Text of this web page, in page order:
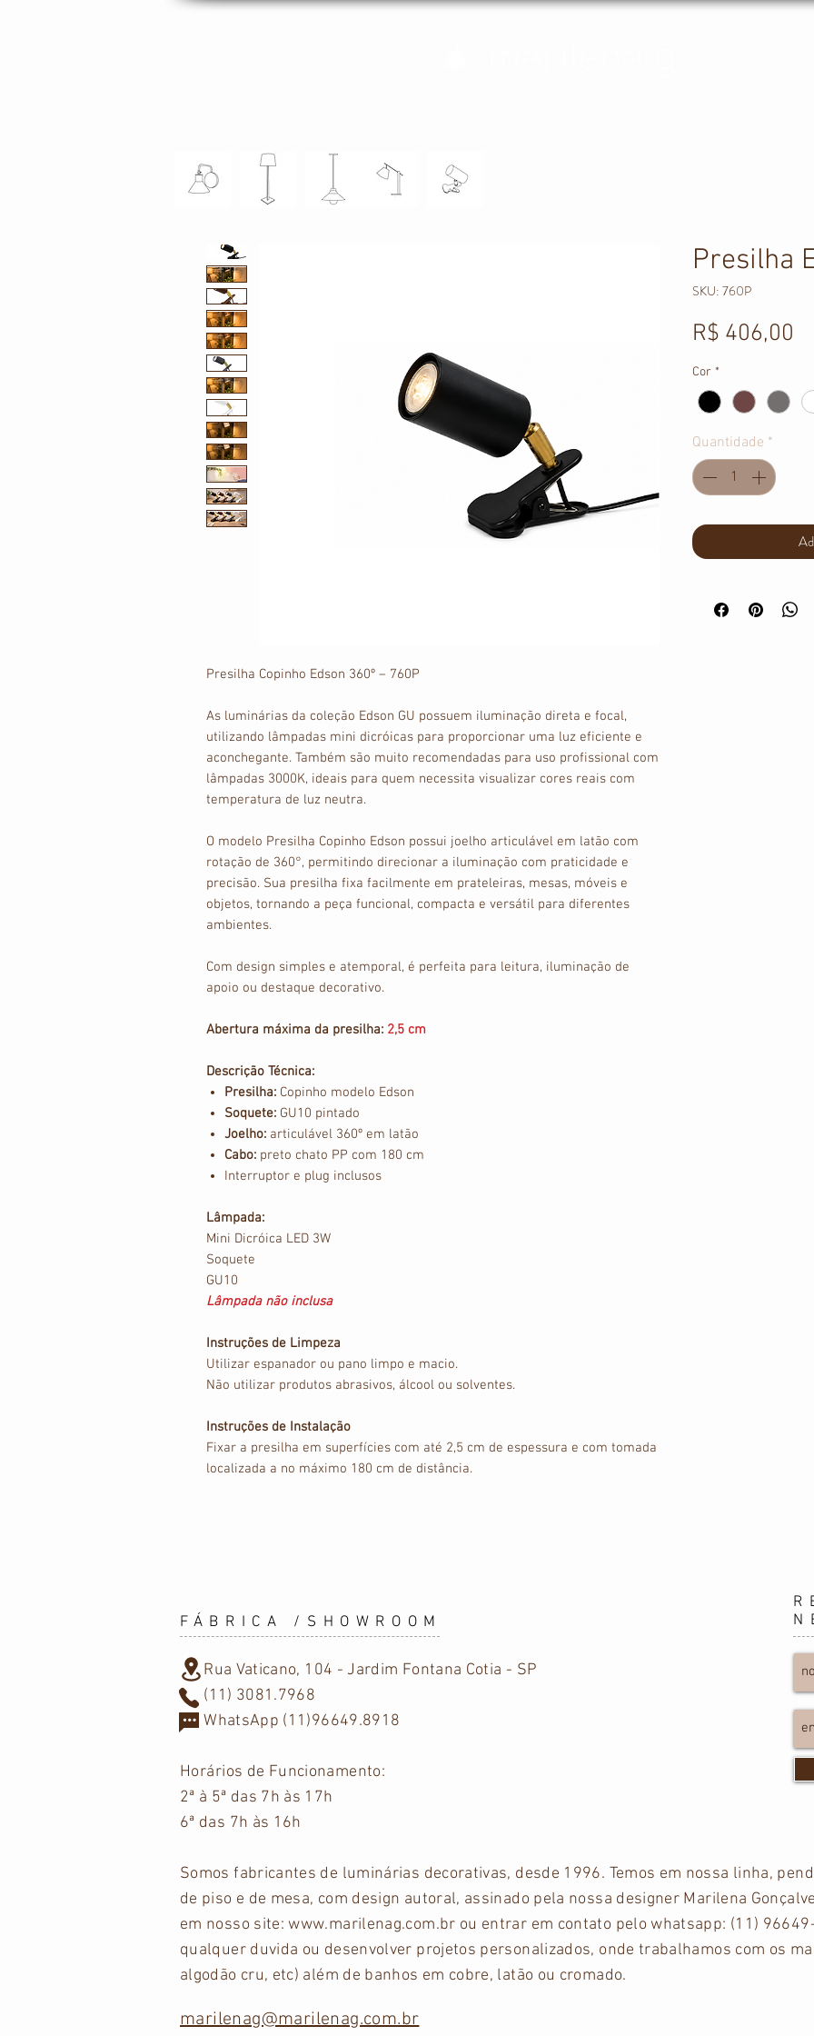
Presilha Copinho Edson 360º – 760P
As luminárias da coleção Edson GU possuem iluminação direta e focal,
utilizando lâmpadas mini dicróicas para proporcionar uma luz eficiente e
aconchegante. Também são muito recomendadas para uso profissional com
lâmpadas 3000K, ideais para quem necessita visualizar cores reais com
temperatura de luz neutra.
O modelo Presilha Copinho Edson possui joelho articulável em latão com
rotação de 360°, permitindo direcionar a iluminação com praticidade e
precisão. Sua presilha fixa facilmente em prateleiras, mesas, móveis e
objetos, tornando a peça funcional, compacta e versátil para diferentes
ambientes.
Com design simples e atemporal, é perfeita para leitura, iluminação de
apoio ou destaque decorativo.
Abertura máxima da presilha: 2,5 cm
Descrição Técnica:
Presilha: Copinho modelo Edson
Soquete: GU10 pintado
Joelho: articulável 360º em latão
Cabo: preto chato PP com 180 cm
Interruptor e plug inclusos
Lâmpada:
Mini Dicróica LED 3W
Soquete
GU10
Lâmpada não inclusa
Instruções de Limpeza
Utilizar espanador ou pano limpo e macio.
Não utilizar produtos abrasivos, álcool ou solventes.
Instruções de Instalação
Fixar a presilha em superfícies com até 2,5 cm de espessura e com tomada
localizada a no máximo 180 cm de distância.
Presilha
SKU: 760P
R$ 406,00
Cor *
Quantidade *
FÁBRICA /SHOWROOM
Rua Vaticano, 104 - Jardim Fontana Cotia - SP
(11) 3081.7968
WhatsApp (11)96649.8918
Horários de Funcionamento:
2ª à 5ª das 7h às 17h
6ª das 7h às 16h
Somos fabricantes de luminárias decorativas, desde 1996. Temos em nossa linha,
de piso e de mesa, com design autoral, assinado pela nossa designer Marilena
em nosso site:www.marilenag.com.br ou entrar em contato pelo whatsapp: (11)
qualquer duvida ou desenvolver projetos personalizados, onde trabalhamos com os
algodão cru, etc) além de banhos em cobre, latão ou cromado.
marilenag@marilenag.com.br